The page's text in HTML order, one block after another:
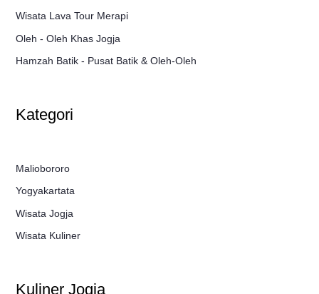
Wisata Lava Tour Merapi
Oleh - Oleh Khas Jogja
Hamzah Batik - Pusat Batik & Oleh-Oleh
Kategori
Maliobororo
Yogyakartata
Wisata Jogja
Wisata Kuliner
Kuliner Jogja